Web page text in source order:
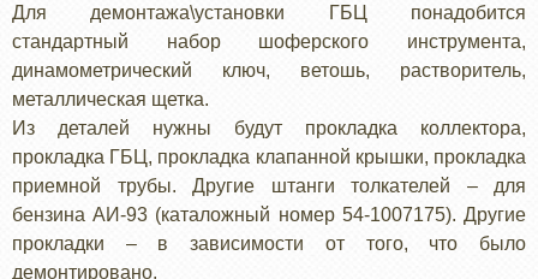
Для демонтажа\установки ГБЦ понадобится
стандартный набор шоферского инструмента,
динамометрический ключ, ветошь, растворитель,
металлическая щетка.
Из деталей нужны будут прокладка коллектора,
прокладка ГБЦ, прокладка клапанной крышки, прокладка
приемной трубы. Другие штанги толкателей – для
бензина АИ-93 (каталожный номер 54-1007175). Другие
прокладки – в зависимости от того, что было
демонтировано.